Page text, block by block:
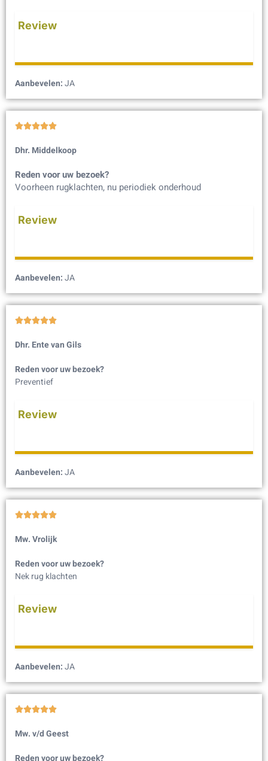
Review
Aanbevelen:JA

Dhr. Middelkoop
Reden voor uw bezoek?
Voorheen rugklachten, nu periodiek onderhoud
Review
Aanbevelen:JA

Dhr. Ente van Gils
Reden voor uw bezoek?
Preventief
Review
Aanbevelen:JA

Mw. Vrolijk
Reden voor uw bezoek?
Nek rug klachten
Review
Aanbevelen:JA

Mw. v/d Geest
Reden voor uw bezoek?